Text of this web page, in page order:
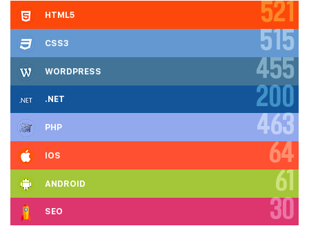
HTML5 521
CSS3 515
WORDPRESS 455
.NET 200
PHP 463
IOS 64
ANDROID 61
SEO 30